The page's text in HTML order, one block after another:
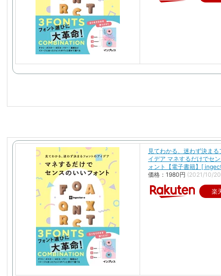
見てわかる、迷わず決ま
イデア マネするだけでセ
ォント【電子書籍】[
価格：1980円 (2021/10/
楽